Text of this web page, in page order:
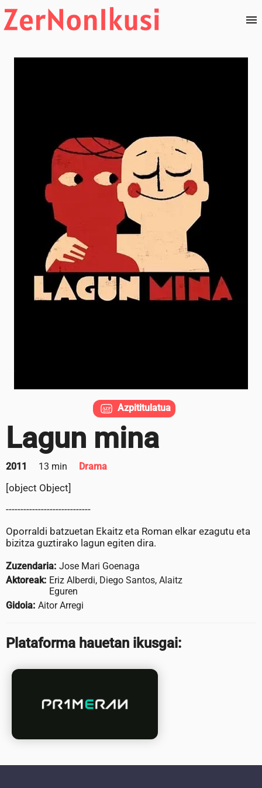
Lagun mina
2011 13 min Drama
[object Object]
-----------------------------
Oporraldi batzuetan Ekaitz eta Roman elkar ezagutu eta
bizitza guztirako lagun egiten dira.
Zuzendaria: Jose Mari Goenaga
Aktoreak: Eriz Alberdi, Diego Santos, Alaitz
Eguren
Gidoia: Aitor Arregi
Plataforma hauetan ikusgai:
Azpititulatua